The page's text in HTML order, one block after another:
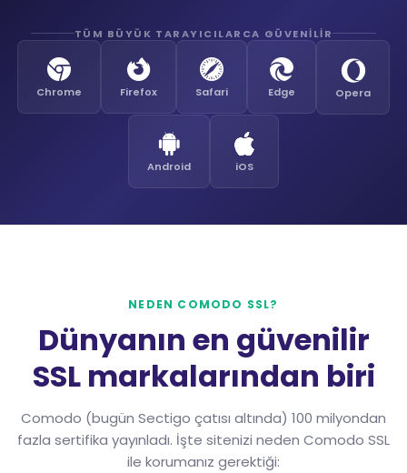
TÜM BÜYÜK TARAYICILARCA GÜVENİLİR
Chrome Firefox Safari Edge Opera
Android iOS
NEDEN COMODO SSL?
Dünyanın en güvenilir
SSL markalarından biri
Comodo (bugün Sectigo çatısı altında) 100 milyondan
fazla sertifika yayınladı. İşte sitenizi neden Comodo SSL
ile korumanız gerektiği: